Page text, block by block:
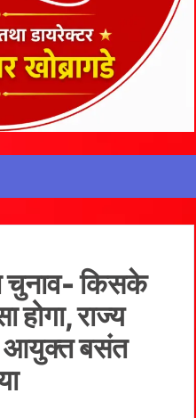
चुनाव- किसके
राज्य
आयुक्त बसंत